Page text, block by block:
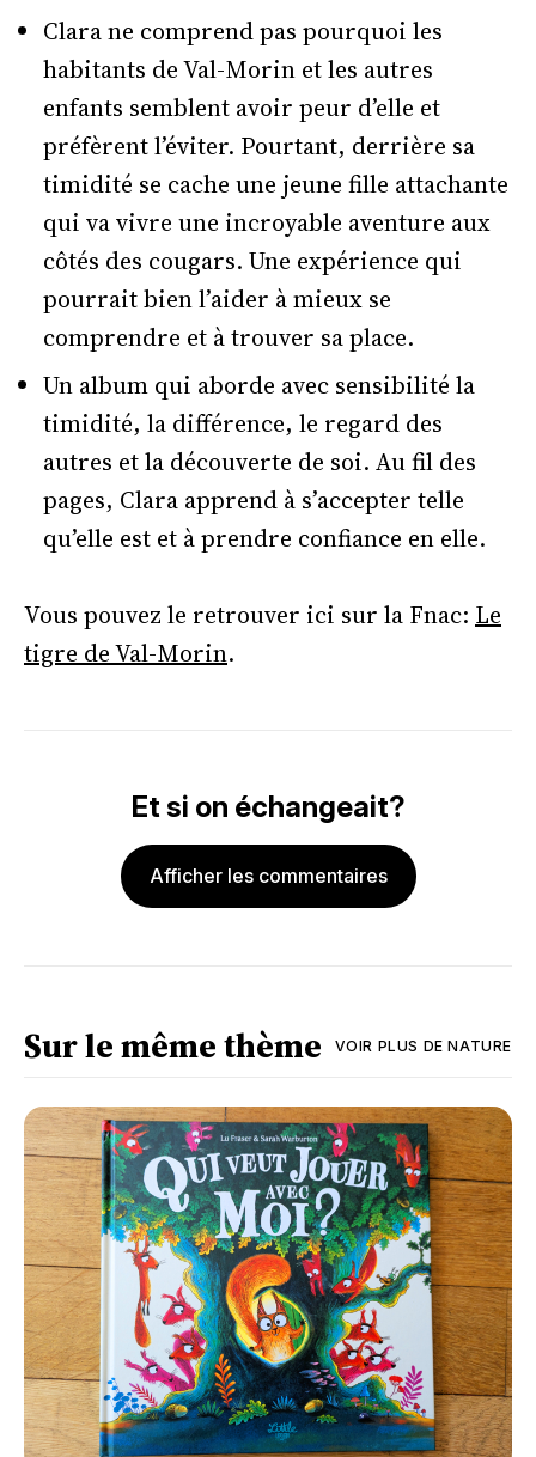
Clara ne comprend pas pourquoi les
habitants de Val-Morin et les autres
enfants semblent avoir peur d’elle et
préfèrent l’éviter. Pourtant, derrière sa
timidité se cache une jeune fille attachante
qui va vivre une incroyable aventure aux
côtés des cougars. Une expérience qui
pourrait bien l’aider à mieux se
comprendre et à trouver sa place.
Un album qui aborde avec sensibilité la
timidité, la différence, le regard des
autres et la découverte de soi. Au fil des
pages, Clara apprend à s’accepter telle
qu’elle est et à prendre confiance en elle.
Vous pouvez le retrouver ici sur la Fnac: Le
tigre de Val-Morin.
Et si on échangeait?
Afficher les commentaires
Sur le même thème VOIR PLUS DE NATURE